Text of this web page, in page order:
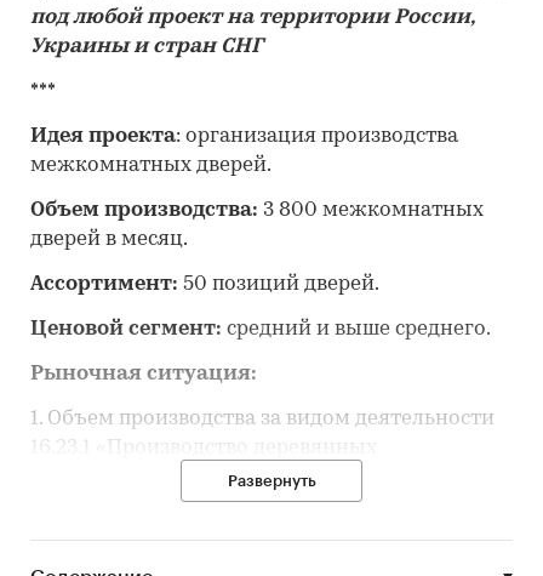
под любой проект на территории России,
Украины и стран СНГ
***
Идея проекта: организация производства
межкомнатных дверей.
Объем производства: 3 800 межкомнатных
дверей в месяц.
Ассортимент: 50 позиций дверей.
Ценовой сегмент: средний и выше среднего.
Рыночная ситуация:
1. Объем производства за видом деятельности
16.23.1 «Производство деревянных
строительных конструкций и столярных
изделий» в РФ составил в 2018 году – *** тыс.
руб., что на ***% выше объемов 2017 года,
Развернуть